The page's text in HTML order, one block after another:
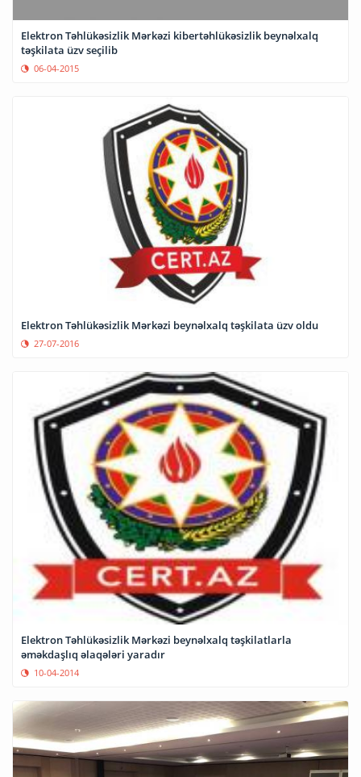
Elektron Təhlükəsizlik Mərkəzi kibertəhlükəsizlik beynəlxalq
təşkilata üzv seçilib
06-04-2015
Elektron Təhlükəsizlik Mərkəzi beynəlxalq təşkilata üzv oldu
27-07-2016
Elektron Təhlükəsizlik Mərkəzi beynəlxalq təşkilatlarla
əməkdaşlıq əlaqələri yaradır
10-04-2014